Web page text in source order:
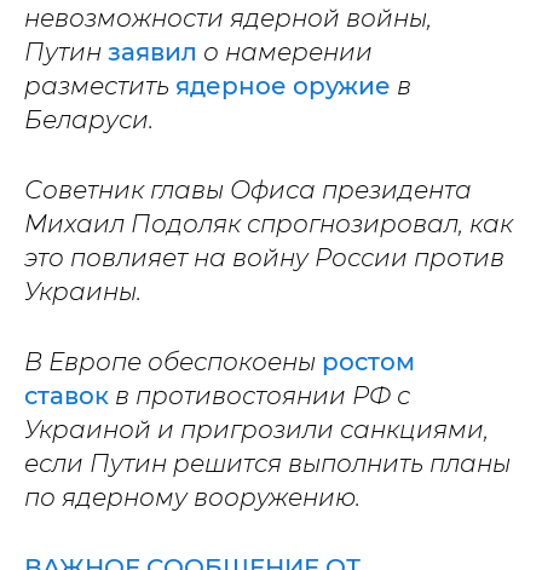
невозможности ядерной войны,
Путин заявил о намерении
разместить ядерное оружие в
Беларуси.
Советник главы Офиса президента
Михаил Подоляк спрогнозировал, как
это повлияет на войну России против
Украины.
В Европе обеспокоены ростом
ставок в противостоянии РФ с
Украиной и пригрозили санкциями,
если Путин решится выполнить планы
по ядерному вооружению.